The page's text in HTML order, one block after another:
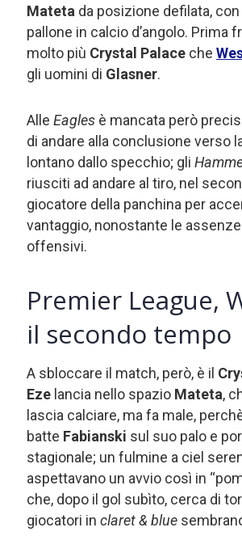
Mateta da posizione defilata, con
pallone in calcio d’angolo.
molto più Crystal Palace che
gli uomini di Glasner.
Alle Eagles è mancata però
di andare alla conclusione verso
lontano dallo specchio; gli
riusciti ad andare al tiro, nel
giocatore della panchina per
vantaggio, nonostante le
offensivi.
Premier League,
il secondo tempo
A sbloccare il match, però, è il
Eze lancia nello spazio Mateta,
lascia calciare, ma fa male,
batte Fabianski sul suo palo e
stagionale; un fulmine a ciel
aspettavano un avvio così in
che, dopo il gol subìto, cerca di
giocatori in claret & blue